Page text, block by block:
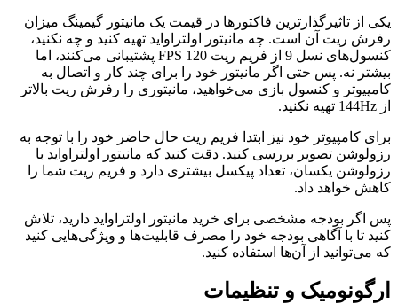
یکی از تاثیرگذارترین فاکتورها در قیمت یک مانیتور گیمینگ میزان
رفرش ریت آن است. چه مانیتور اولتراواید تهیه کنید و چه نکنید،
کنسول‌های نسل 9 از فریم ریت 120 FPS پشتیبانی می‌کنند، اما
بیشتر نه. پس حتی اگر مانیتور خود را برای چند کار و اتصال به
کامپیوتر و کنسول بازی می‌خواهید، مانیتوری را رفرش ریت بالاتر
از 144Hz تهیه نکنید.
برای کامپیوتر خود نیز ابتدا فریم ریت حال حاضر خود را با توجه به
رزولوشن تصویر بررسی کنید. دقت کنید که مانیتور اولتراواید با
رزولوشن یکسان، تعداد پیکسل بیشتری دارد و فریم ریت شما را
کاهش خواهد داد.
پس اگر بودجه مشخصی برای خرید مانیتور اولتراواید دارید، تلاش
کنید تا با آگاهی بودجه خود را مصرف قابلیت‌ها و ویژگی‌هایی کنید
که می‌توانید از آن‌ها استفاده کنید.
ارگونومیک و تنظیمات